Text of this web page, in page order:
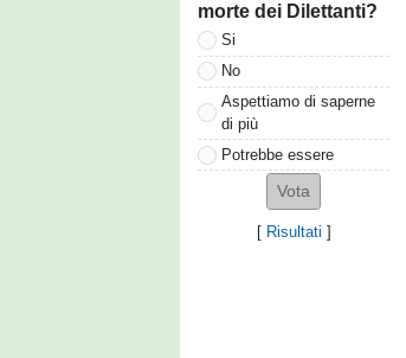
morte dei Dilettanti?
Si
No
Aspettiamo di saperne
di più
Potrebbe essere
[ Risultati ]